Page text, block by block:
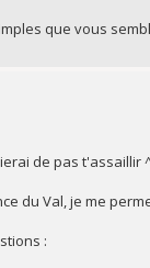
que vous
de pas t'assaillir
du Val, je me
: